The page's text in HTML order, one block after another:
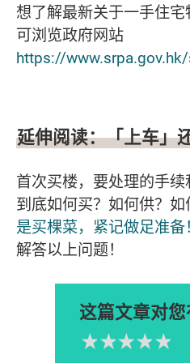
想了解最新关于一手住宅
可浏览政府网站
https://
延伸阅读：「上车」
首次买楼，要处理的手续
到底如何买？如何供？如
是买棵菜，紧记做足准备
解答以上问题！
这篇文章对您
Please rate
4星
3星
2星
1星